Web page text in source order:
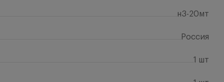
н3-20мт
Россия
1 шт